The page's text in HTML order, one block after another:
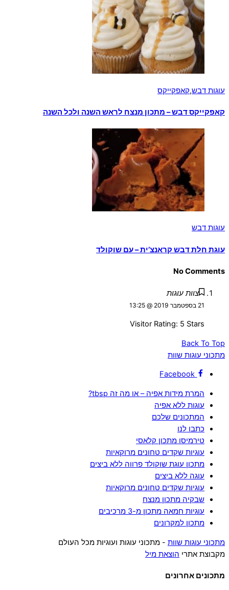
עוגות דבש,קאפקייקס
קאפקייקס דבש – מתכון מנצח לראש השנה ולכל השנה
עוגות דבש
עוגת חלת דבש קראנצ’ית – עם שוקולד
No Comments
צוות עוגות
21 בספטמבר 2019 @ 13:25
Visitor Rating: 5 Stars
Back To Top
מתכוני עוגות שוות
Facebook
המרת מידות אפיה – או מה זה tbsp?
עוגות ללא אפיה
המתכונים שלכם
כתבו לנו
טירמיסו מתכון קלאסי
עוגיות שקדים טחונים מרוקאיות
מתכון עוגת שוקולד פרווה ללא ביצים
עוגה ללא ביצים
עוגיות שקדים טחונים מרוקאיות
שבקיה מתכון מנצח
עוגיות חמאה מתכון מ-3 מרכיבים
מתכון למקרונים
מתכוני עוגות שוות - מתכוני עוגות ועוגיות מכל העולם
מקבוצת אתרי הוצאת מיל
מתכונים אחרונים